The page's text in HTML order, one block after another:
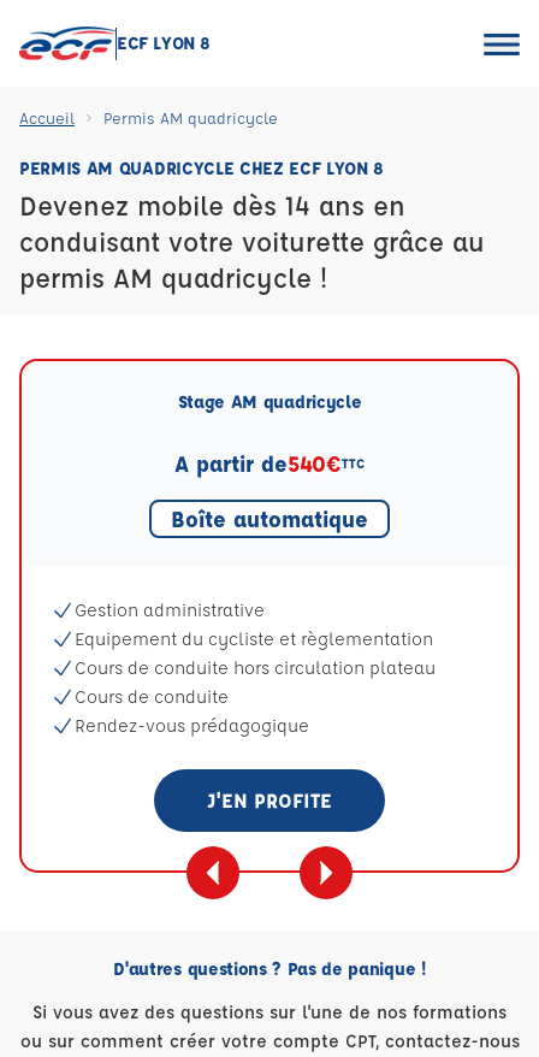
ECF LYON 8
Accueil Permis AM quadricycle
PERMIS AM QUADRICYCLE CHEZ ECF LYON 8
Devenez mobile dès 14 ans en
conduisant votre voiturette grâce au
permis AM quadricycle !
Stage AM quadricycle
A partir de540€TTC
Boîte automatique
Gestion administrative
Equipement du cycliste et règlementation
Cours de conduite hors circulation plateau
Cours de conduite
Rendez-vous prédagogique
J'EN PROFITE
D'autres questions ? Pas de panique !
Si vous avez des questions sur l'une de nos formations
ou sur comment créer votre compte CPT, contactez-nous